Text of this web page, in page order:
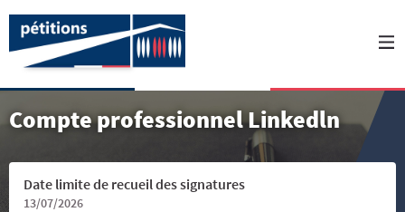
Compte professionnel Linkedln
Date limite de recueil des signatures
13/07/2026